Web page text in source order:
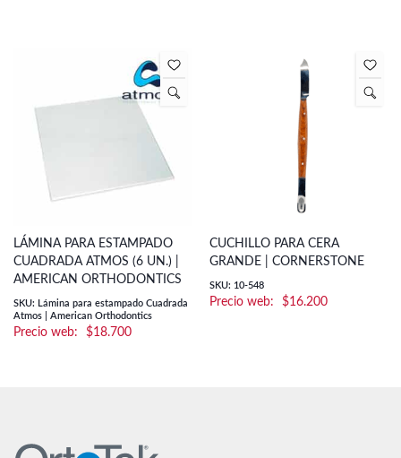
LÁMINA PARA ESTAMPADO
CUADRADA ATMOS (6 UN.) |
AMERICAN ORTHODONTICS
SKU: Lámina para estampado Cuadrada
Atmos | American Orthodontics
$18.700
CUCHILLO PARA CERA
GRANDE | CORNERSTONE
SKU: 10-548
$16.200